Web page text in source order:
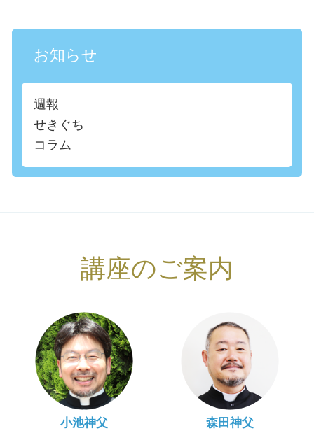
お知らせ
週報
せきぐち
コラム
講座のご案内
小池神父 森田神父